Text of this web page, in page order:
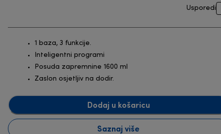
Usporedi
1 baza, 3 funkcije.
Inteligentni programi
Posuda zapremnine 1600 ml
Zaslon osjetljiv na dodir.
Dodaj u košaricu
Saznaj više